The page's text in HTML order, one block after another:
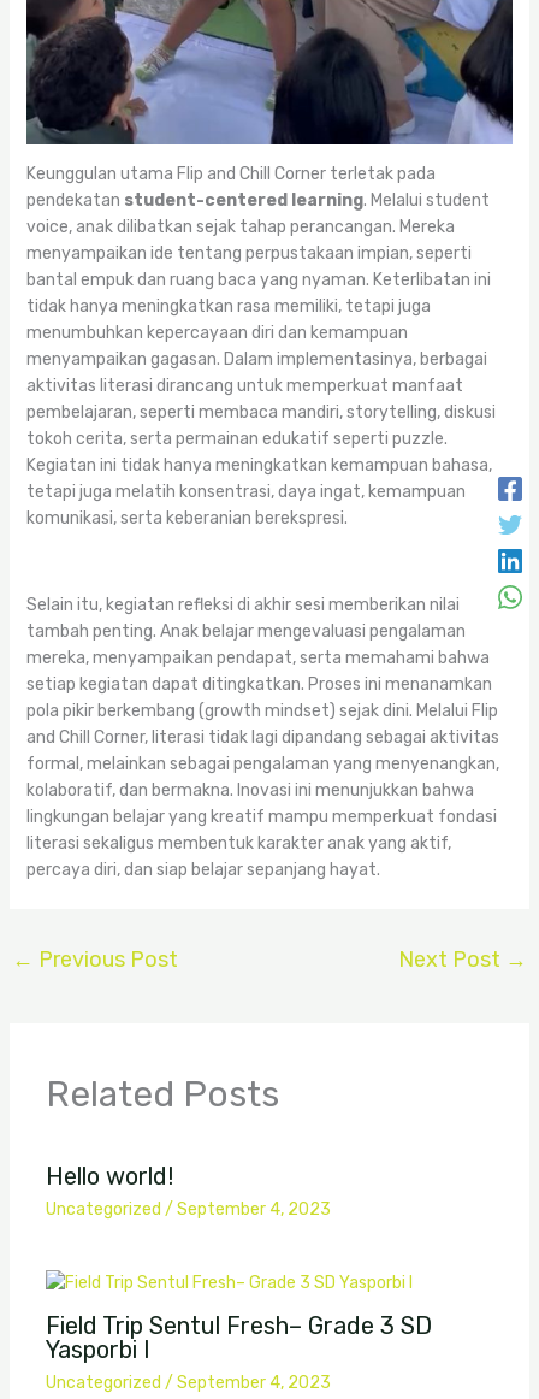
Keunggulan utama Flip and Chill Corner terletak pada
pendekatan student-centered learning. Melalui student
voice, anak dilibatkan sejak tahap perancangan. Mereka
menyampaikan ide tentang perpustakaan impian, seperti
bantal empuk dan ruang baca yang nyaman. Keterlibatan ini
tidak hanya meningkatkan rasa memiliki, tetapi juga
menumbuhkan kepercayaan diri dan kemampuan
menyampaikan gagasan. Dalam implementasinya, berbagai
aktivitas literasi dirancang untuk memperkuat manfaat
pembelajaran, seperti membaca mandiri, storytelling, diskusi
tokoh cerita, serta permainan edukatif seperti puzzle.
Kegiatan ini tidak hanya meningkatkan kemampuan bahasa,
tetapi juga melatih konsentrasi, daya ingat, kemampuan
komunikasi, serta keberanian berekspresi.
Selain itu, kegiatan refleksi di akhir sesi memberikan nilai
tambah penting. Anak belajar mengevaluasi pengalaman
mereka, menyampaikan pendapat, serta memahami bahwa
setiap kegiatan dapat ditingkatkan. Proses ini menanamkan
pola pikir berkembang (growth mindset) sejak dini. Melalui Flip
and Chill Corner, literasi tidak lagi dipandang sebagai aktivitas
formal, melainkan sebagai pengalaman yang menyenangkan,
kolaboratif, dan bermakna. Inovasi ini menunjukkan bahwa
lingkungan belajar yang kreatif mampu memperkuat fondasi
literasi sekaligus membentuk karakter anak yang aktif,
percaya diri, dan siap belajar sepanjang hayat.
← Previous Post Next Post →
Related Posts
Hello world!
Uncategorized / September 4, 2023
Field Trip Sentul Fresh– Grade 3 SD
Yasporbi I
Uncategorized / September 4, 2023